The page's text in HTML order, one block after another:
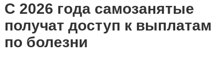
С 2026 года самозанятые
получат доступ к выплатам
по болезни